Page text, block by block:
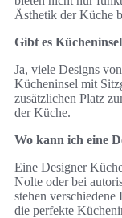
Ästhetik der Küche
Gibt es
Ja, viele Designs
Kücheninsel mit
zusätzlichen Platz
der Küche.
Wo kann ich eine
Eine Designer
Nolte oder bei
stehen
die perfekte